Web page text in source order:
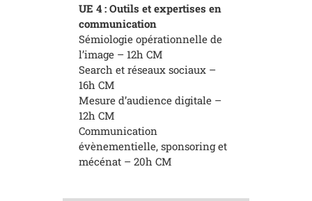
UE 4 : Outils et expertises en
communication
Sémiologie opérationnelle de
l’image – 12h CM
Search et réseaux sociaux –
16h CM
Mesure d’audience digitale –
12h CM
Communication
évènementielle, sponsoring et
mécénat – 20h CM